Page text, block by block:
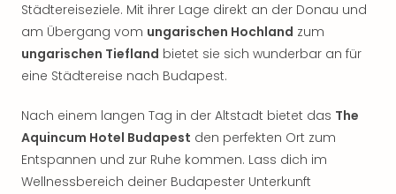
Städtereiseziele. Mit ihrer Lage direkt an der Donau und
am Übergang vom ungarischen Hochland zum
ungarischen Tiefland bietet sie sich wunderbar an für
eine Städtereise nach Budapest.
Nach einem langen Tag in der Altstadt bietet das The
Aquincum Hotel Budapest den perfekten Ort zum
Entspannen und zur Ruhe kommen. Lass dich im
Wellnessbereich deiner Budapester Unterkunft